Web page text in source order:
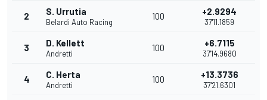
2 S. Urrutia
Belardi Auto Racing
100 +2.9294
37'11.1859
3 D. Kellett
Andretti
100 +6.7115
37'14.9680
4 C. Herta
Andretti
100 +13.3736
37'21.6301